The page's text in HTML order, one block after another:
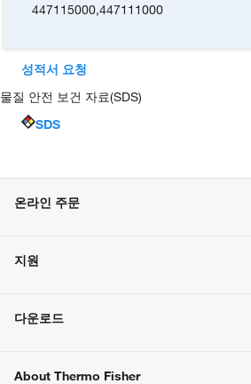
447115000,447111000
성적서 요청
물질 안전 보건 자료(SDS)
SDS
온라인 주문
주문 방법
벌크 주문
지원
고객 센터
웹사이트 개선사항
다운로드
About Thermo Fisher